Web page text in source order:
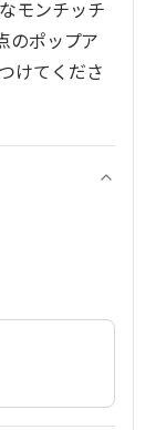
モンチッチ
のポップア
けてくださ